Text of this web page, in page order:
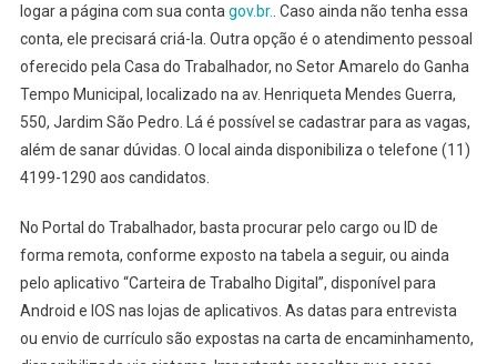
logara página com sua conta gov.br. Caso ainda não tenha essa
conta, ele precisará criá-la. Outra opção é o atendimento pessoal
oferecido pela Casa do Trabalhador, no Setor Amarelo do Ganha
Tempo Municipal, localizado na av. Henriqueta Mendes Guerra,
550, Jardim São Pedro. Lá é possível se cadastrar para as vagas,
além de sanar dúvidas. O local ainda disponibiliza o telefone (11)
4199-1290 aos candidatos.
No Portal do Trabalhador, basta procurar pelo cargo ou ID de
forma remota, conforme exposto na tabela a seguir, ou ainda
pelo aplicativo “Carteira de Trabalho Digital”, disponível para
Android e IOS nas lojas de aplicativos. As datas para entrevista
ou envio de currículo são expostas na carta de encaminhamento,